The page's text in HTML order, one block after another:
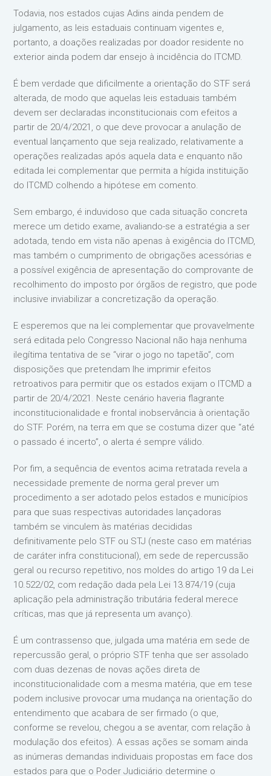
Todavia, nos estados cujas Adins ainda pendem de
julgamento, as leis estaduais continuam vigentes e,
portanto, a doações realizadas por doador residente no
exterior ainda podem dar ensejo à incidência do ITCMD.
É bem verdade que dificilmente a orientação do STF será
alterada, de modo que aquelas leis estaduais também
devem ser declaradas inconstitucionais com efeitos a
partir de 20/4/2021, o que deve provocar a anulação de
eventual lançamento que seja realizado, relativamente a
operações realizadas após aquela data e enquanto não
editada lei complementar que permita a hígida instituição
do ITCMD colhendo a hipótese em comento.
Sem embargo, é induvidoso que cada situação concreta
merece um detido exame, avaliando-se a estratégia a ser
adotada, tendo em vista não apenas à exigência do ITCMD,
mas também o cumprimento de obrigações acessórias e
a possível exigência de apresentação do comprovante de
recolhimento do imposto por órgãos de registro, que pode
inclusive inviabilizar a concretização da operação.
E esperemos que na lei complementar que provavelmente
será editada pelo Congresso Nacional não haja nenhuma
ilegítima tentativa de se “virar o jogo no tapetão”, com
disposições que pretendam lhe imprimir efeitos
retroativos para permitir que os estados exijam o ITCMD a
partir de 20/4/2021. Neste cenário haveria flagrante
inconstitucionalidade e frontal inobservância à orientação
do STF. Porém, na terra em que se costuma dizer que “até
o passado é incerto”, o alerta é sempre válido.
Por fim, a sequência de eventos acima retratada revela a
necessidade premente de norma geral prever um
procedimento a ser adotado pelos estados e municípios
para que suas respectivas autoridades lançadoras
também se vinculem às matérias decididas
definitivamente pelo STF ou STJ (neste caso em matérias
de caráter infra constitucional), em sede de repercussão
geral ou recurso repetitivo, nos moldes do artigo 19 da Lei
10.522/02, com redação dada pela Lei 13.874/19 (cuja
aplicação pela administração tributária federal merece
críticas, mas que já representa um avanço).
É um contrassenso que, julgada uma matéria em sede de
repercussão geral, o próprio STF tenha que ser assolado
com duas dezenas de novas ações direta de
inconstitucionalidade com a mesma matéria, que em tese
podem inclusive provocar uma mudança na orientação do
entendimento que acabara de ser firmado (o que,
conforme se revelou, chegou a se aventar, com relação à
modulação dos efeitos). A essas ações se somam ainda
as inúmeras demandas individuais propostas em face dos
estados para que o Poder Judiciário determine o